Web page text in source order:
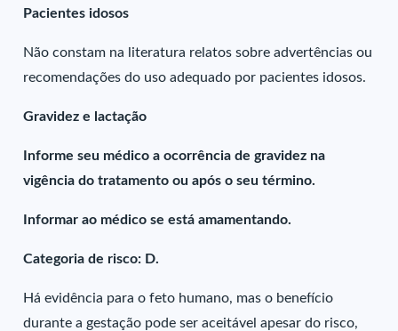
Pacientes idosos
Não constam na literatura relatos sobre advertências ou
recomendações do uso adequado por pacientes idosos.
Gravidez e lactação
Informe seu médico a ocorrência de gravidez na
vigência do tratamento ou após o seu término.
Informar ao médico se está amamentando.
Categoria de risco: D.
Há evidência para o feto humano, mas o benefício
durante a gestação pode ser aceitável apesar do risco,